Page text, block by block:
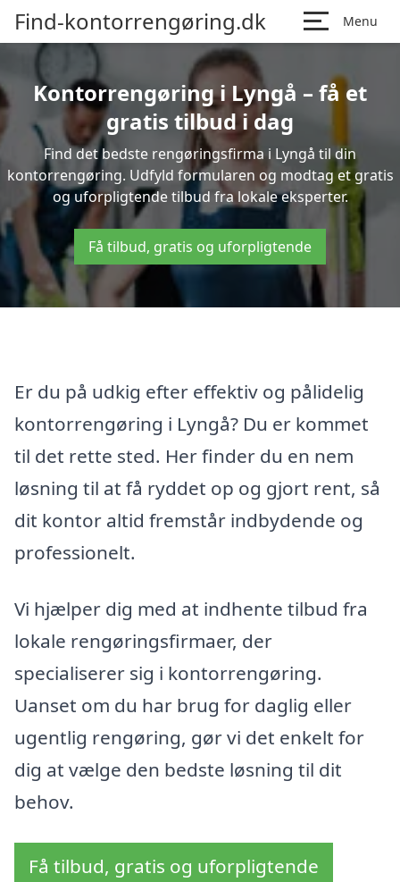
Find-kontorrengøring.dk Menu
Kontorrengøring i Lyngå – få et
gratis tilbud i dag
Find det bedste rengøringsfirma i Lyngå til din
kontorrengøring. Udfyld formularen og modtag et gratis
og uforpligtende tilbud fra lokale eksperter.
Få tilbud, gratis og uforpligtende
Er du på udkig efter effektiv og pålidelig
kontorrengøring i Lyngå? Du er kommet
til det rette sted. Her finder du en nem
løsning til at få ryddet op og gjort rent, så
dit kontor altid fremstår indbydende og
professionelt.
Vi hjælper dig med at indhente tilbud fra
lokale rengøringsfirmaer, der
specialiserer sig i kontorrengøring.
Uanset om du har brug for daglig eller
ugentlig rengøring, gør vi det enkelt for
dig at vælge den bedste løsning til dit
behov.
Få tilbud, gratis og uforpligtende